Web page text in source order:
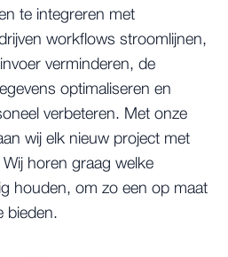
te integreren met
workflows stroomlijnen,
verminderen, de
optimaliseren en
verbeteren. Met onze
wij elk nieuw project met
horen graag welke
houden, om zo een op maat
bieden.